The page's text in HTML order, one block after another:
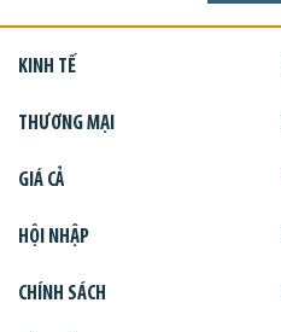
KINH TẾ
THƯƠNG MẠI
GIÁ CẢ
HỘI NHẬP
CHÍNH SÁCH